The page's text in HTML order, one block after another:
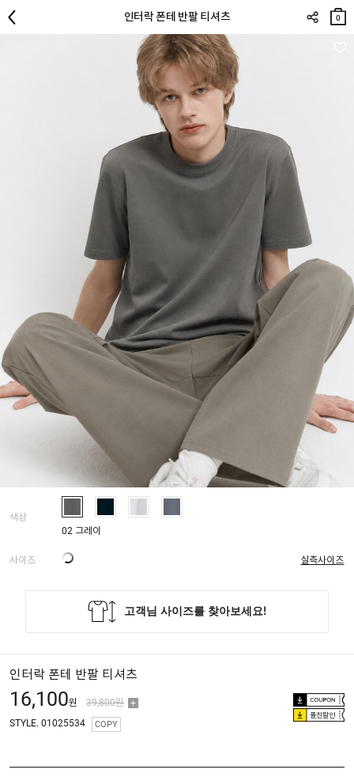
인터락 폰테 반팔 티셔츠
장바
구니
0
색상
02 그레이
사이즈 실측사이즈
인터락 폰테 반팔 티셔츠
16,100원 39,800원
플친할인
STYLE. 01025534 COPY